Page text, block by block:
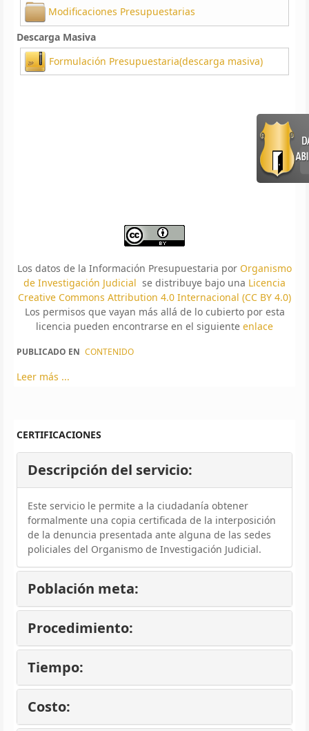
Modificaciones Presupuestarias
Descarga Masiva
Formulación Presupuestaria(descarga masiva)
Los datos de la Información Presupuestaria por Organismo
de Investigación Judicial se distribuye bajo una Licencia
Creative Commons Attribution 4.0 Internacional (CC BY 4.0)
Los permisos que vayan más allá de lo cubierto por esta
licencia pueden encontrarse en el siguiente enlace
PUBLICADO EN CONTENIDO
Leer más ...
CERTIFICACIONES
Descripción del servicio:
Este servicio le permite a la ciudadanía obtener
formalmente una copia certificada de la interposición
de la denuncia presentada ante alguna de las sedes
policiales del Organismo de Investigación Judicial.
Población meta:
Procedimiento:
Tiempo:
Costo: